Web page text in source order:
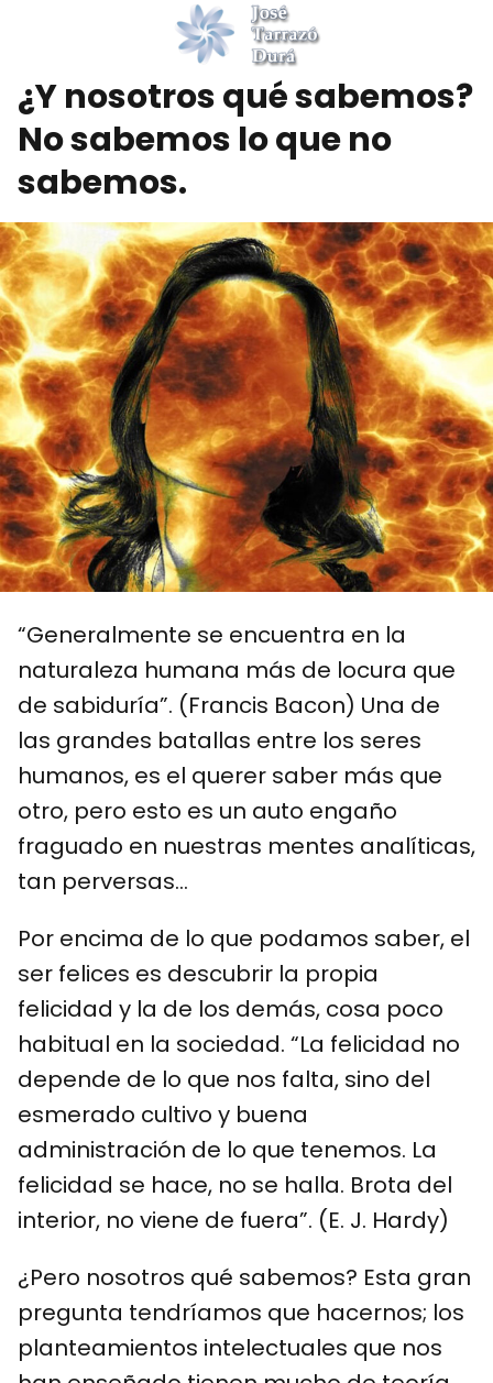
¿Y nosotros qué sabemos?
No sabemos lo que no
sabemos.
“Generalmente se encuentra en la
naturaleza humana más de locura que
de sabiduría”. (Francis Bacon) Una de
las grandes batallas entre los seres
humanos, es el querer saber más que
otro, pero esto es un auto engaño
fraguado en nuestras mentes analíticas,
tan perversas...
Por encima de lo que podamos saber, el
ser felices es descubrir la propia
felicidad y la de los demás, cosa poco
habitual en la sociedad. “La felicidad no
depende de lo que nos falta, sino del
esmerado cultivo y buena
administración de lo que tenemos. La
felicidad se hace, no se halla. Brota del
interior, no viene de fuera”. (E. J. Hardy)
¿Pero nosotros qué sabemos? Esta gran
pregunta tendríamos que hacernos; los
planteamientos intelectuales que nos